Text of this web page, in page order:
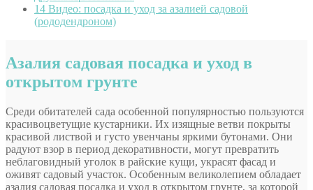
14 Видео: посадка и уход за азалией садовой
(рододендроном)
Азалия садовая посадка и уход в
открытом грунте
Среди обитателей сада особенной популярностью пользуются
красивоцветущие кустарники. Их изящные ветви покрыты
красивой листвой и густо увенчаны яркими бутонами. Они
радуют взор в период декоративности, могут превратить
неблаговидный уголок в райские кущи, украсят фасад и
оживят садовый участок. Особенным великолепием обладает
азалия садовая посадка и уход в открытом грунте, за которой